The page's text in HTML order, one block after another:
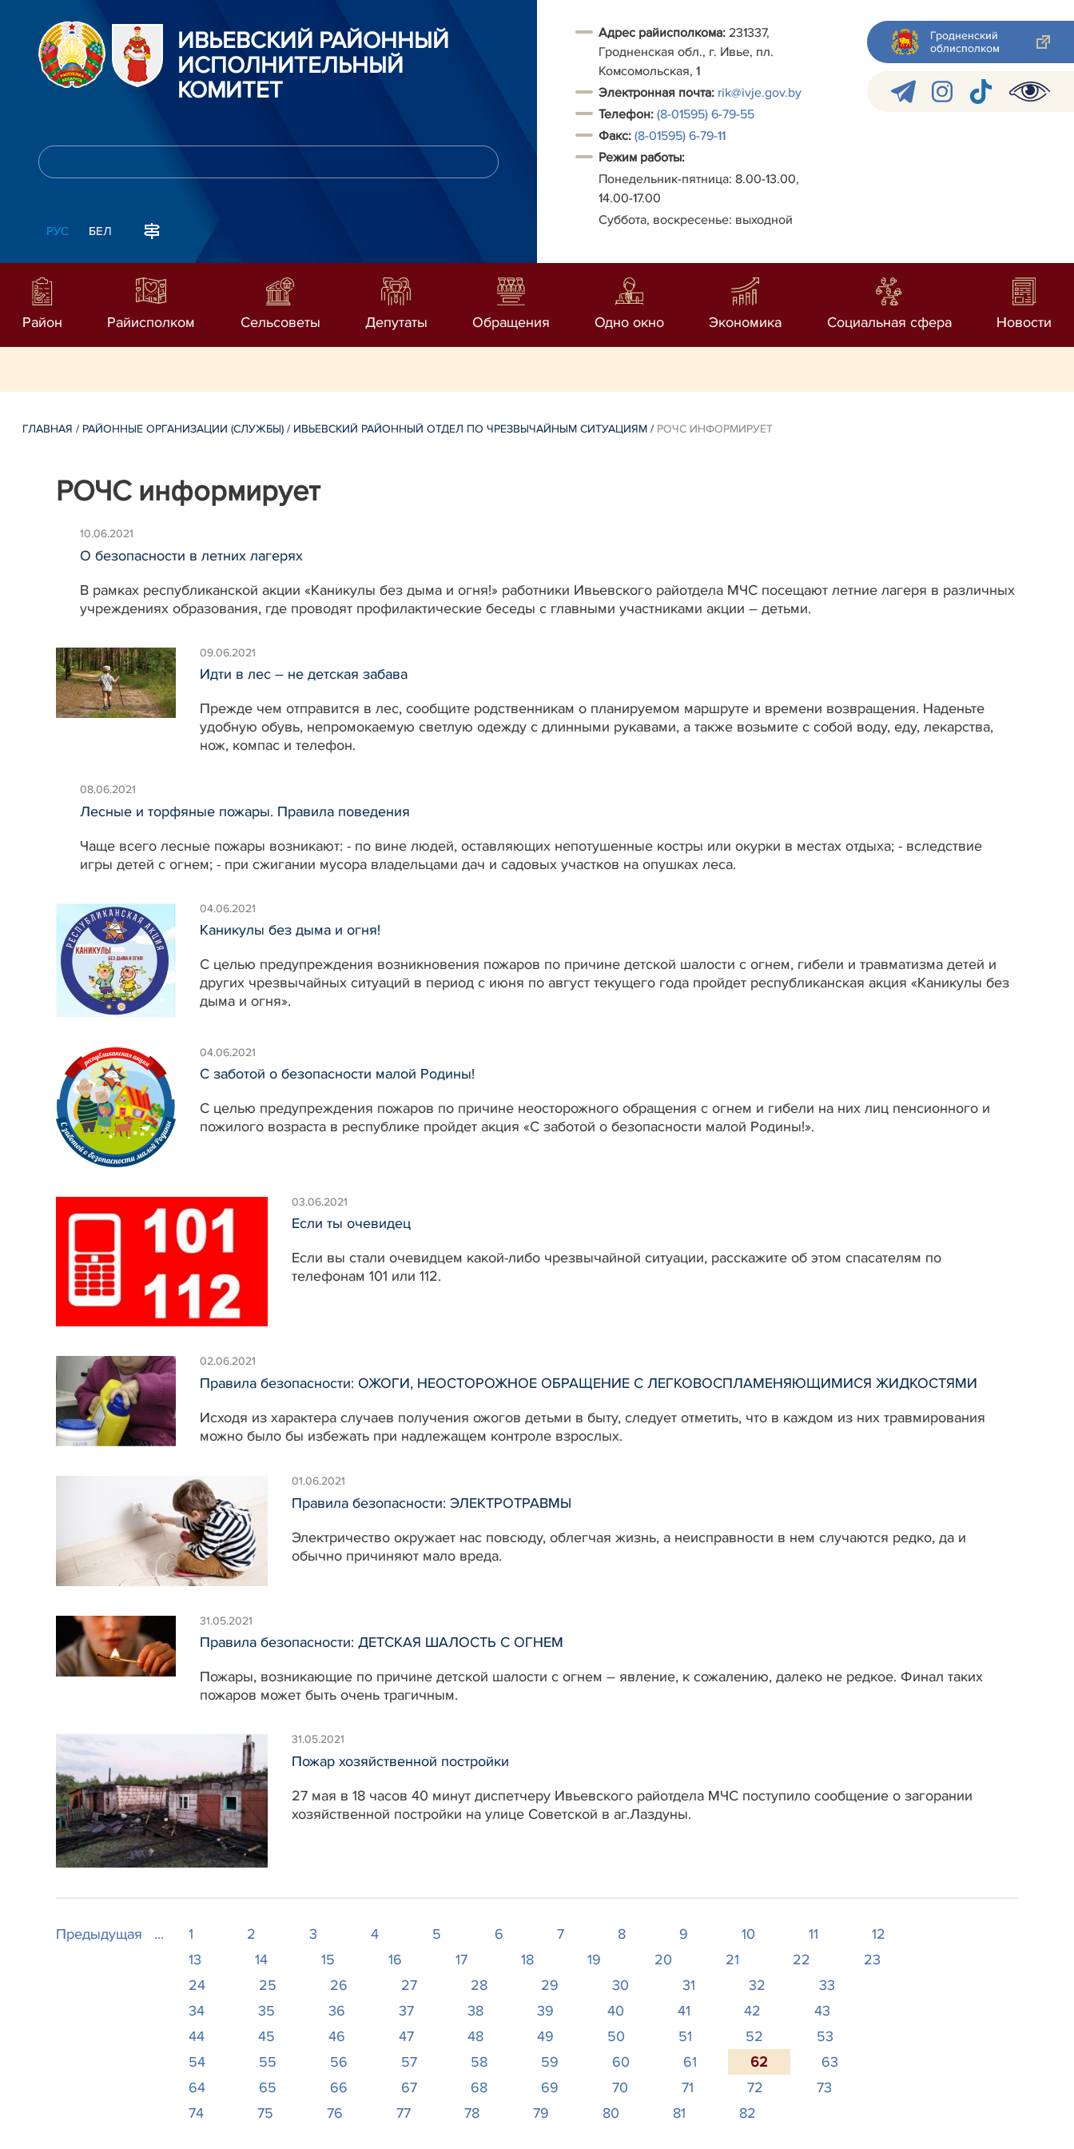
ИВЬЕВСКИЙ РАЙОННЫЙ
ИСПОЛНИТЕЛЬНЫЙ
КОМИТЕТ
РУС БЕЛ
Адрес райисполкома: 231337,
Гродненская обл., г. Ивье, пл.
Комсомольская, 1
Электронная почта: rik@ivje.gov.by
Телефон: (8-01595) 6-79-55
Факс: (8-01595) 6-79-11
Режим работы:
Понедельник-пятница: 8.00-13.00,
14.00-17.00
Суббота, воскресенье: выходной
Гродненский
облисполком
Район Райисполком Сельсоветы Депутаты Обращения Одно окно Экономика Социальная сфера Новости
ГЛАВНАЯ / РАЙОННЫЕ ОРГАНИЗАЦИИ (СЛУЖБЫ) / ИВЬЕВСКИЙ РАЙОННЫЙ ОТДЕЛ ПО ЧРЕЗВЫЧАЙНЫМ СИТУАЦИЯМ / РОЧС ИНФОРМИРУЕТ
РОЧС информирует
10.06.2021
О безопасности в летних лагерях
В рамках республиканской акции «Каникулы без дыма и огня!» работники Ивьевского райотдела МЧС посещают летние лагеря в различных
учреждениях образования, где проводят профилактические беседы с главными участниками акции – детьми.
09.06.2021
Идти в лес – не детская забава
Прежде чем отправится в лес, сообщите родственникам о планируемом маршруте и времени возвращения. Наденьте
удобную обувь, непромокаемую светлую одежду с длинными рукавами, а также возьмите с собой воду, еду, лекарства,
нож, компас и телефон.
08.06.2021
Лесные и торфяные пожары. Правила поведения
Чаще всего лесные пожары возникают: - по вине людей, оставляющих непотушенные костры или окурки в местах отдыха; - вследствие
игры детей с огнем; - при сжигании мусора владельцами дач и садовых участков на опушках леса.
04.06.2021
Каникулы без дыма и огня!
С целью предупреждения возникновения пожаров по причине детской шалости с огнем, гибели и травматизма детей и
других чрезвычайных ситуаций в период с июня по август текущего года пройдет республиканская акция «Каникулы без
дыма и огня».
04.06.2021
С заботой о безопасности малой Родины!
С целью предупреждения пожаров по причине неосторожного обращения с огнем и гибели на них лиц пенсионного и
пожилого возраста в республике пройдет акция «С заботой о безопасности малой Родины!».
03.06.2021
Если ты очевидец
Если вы стали очевидцем какой-либо чрезвычайной ситуации, расскажите об этом спасателям по
телефонам 101 или 112.
02.06.2021
Правила безопасности: ОЖОГИ, НЕОСТОРОЖНОЕ ОБРАЩЕНИЕ С ЛЕГКОВОСПЛАМЕНЯЮЩИМИСЯ ЖИДКОСТЯМИ
Исходя из характера случаев получения ожогов детьми в быту, следует отметить, что в каждом из них травмирования
можно было бы избежать при надлежащем контроле взрослых.
01.06.2021
Правила безопасности: ЭЛЕКТРОТРАВМЫ
Электричество окружает нас повсюду, облегчая жизнь, а неисправности в нем случаются редко, да и
обычно причиняют мало вреда.
31.05.2021
Правила безопасности: ДЕТСКАЯ ШАЛОСТЬ С ОГНЕМ
Пожары, возникающие по причине детской шалости с огнем – явление, к сожалению, далеко не редкое. Финал таких
пожаров может быть очень трагичным.
31.05.2021
Пожар хозяйственной постройки
27 мая в 18 часов 40 минут диспетчеру Ивьевского райотдела МЧС поступило сообщение о загорании
хозяйственной постройки на улице Советской в аг.Лаздуны.
Предыдущая ... 1 2 3 4 5 6 7 8 9 10 11
12
13
14 15 16 17 18 19 20 21 22
23
24
25 26 27 28 29 30 31 32
33
34
35 36 37 38 39 40 41 42
43
44
45 46 47 48 49 50 51 52
53
54
55 56 57 58 59 60 61 62
63
64
65 66 67 68 69 70 71 72
73
74
75 76 77 78 79 80 81 82